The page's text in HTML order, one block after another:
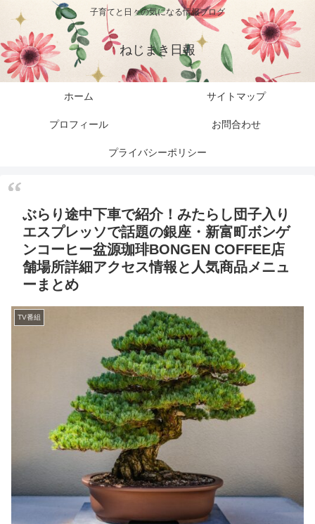
子育てと日々の気になる情報ブログ
ねじまき日報
ホーム サイトマップ
プロフィール お問合わせ
プライバシーポリシー
ぶらり途中下車で紹介！みたらし団子入り
エスプレッソで話題の銀座・新富町ボンゲ
ンコーヒー盆源珈琲BONGEN COFFEE店
舗場所詳細アクセス情報と人気商品メニュ
ーまとめ
TV番組